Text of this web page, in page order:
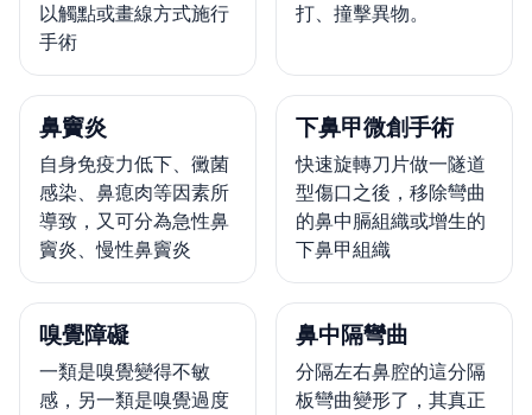
以觸點或畫線方式施行
手術
打、撞擊異物。
鼻竇炎
自身免疫力低下、黴菌
感染、鼻瘜肉等因素所
導致，又可分為急性鼻
竇炎、慢性鼻竇炎
下鼻甲微創手術
快速旋轉刀片做一隧道
型傷口之後，移除彎曲
的鼻中膈組織或增生的
下鼻甲組織
嗅覺障礙
一類是嗅覺變得不敏
感，另一類是嗅覺過度
鼻中隔彎曲
分隔左右鼻腔的這分隔
板彎曲變形了，其真正